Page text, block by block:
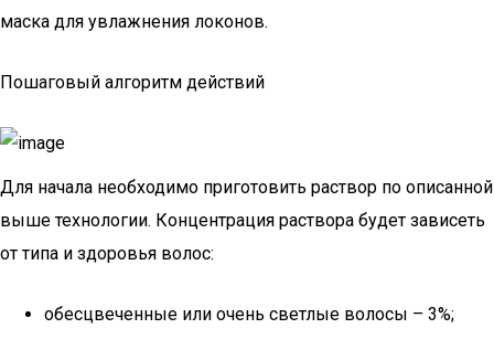
маска для увлажнения локонов.
Пошаговый алгоритм действий
Для начала необходимо приготовить раствор по описанной
выше технологии. Концентрация раствора будет зависеть
от типа и здоровья волос:
обесцвеченные или очень светлые волосы – 3%;